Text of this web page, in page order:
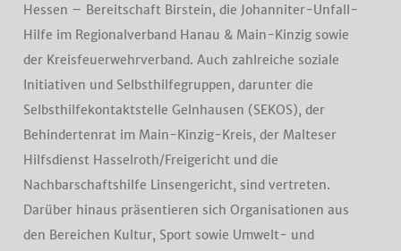
Hessen – Bereitschaft Birstein, die Johanniter-Unfall-
Hilfe im Regionalverband Hanau & Main-Kinzig sowie
der Kreisfeuerwehrverband. Auch zahlreiche soziale
Initiativen und Selbsthilfegruppen, darunter die
Selbsthilfekontaktstelle Gelnhausen (SEKOS), der
Behindertenrat im Main-Kinzig-Kreis, der Malteser
Hilfsdienst Hasselroth/Freigericht und die
Nachbarschaftshilfe Linsengericht, sind vertreten.
Darüber hinaus präsentieren sich Organisationen aus
den Bereichen Kultur, Sport sowie Umwelt- und